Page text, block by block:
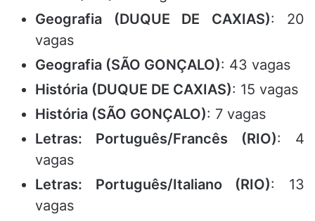
Geografia (DUQUE DE CAXIAS): 20
vagas
Geografia (SÃO GONÇALO): 43 vagas
História (DUQUE DE CAXIAS): 15 vagas
História (SÃO GONÇALO): 7 vagas
Letras: Português/Francês (RIO): 4
vagas
Letras: Português/Italiano (RIO): 13
vagas